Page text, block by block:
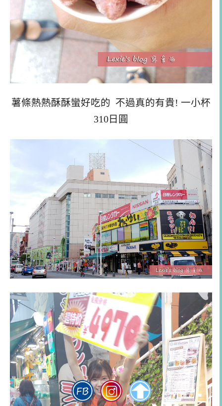
薯條熱熱酥酥蠻好吃的 不過真的有貴! 一小杯
310日圓